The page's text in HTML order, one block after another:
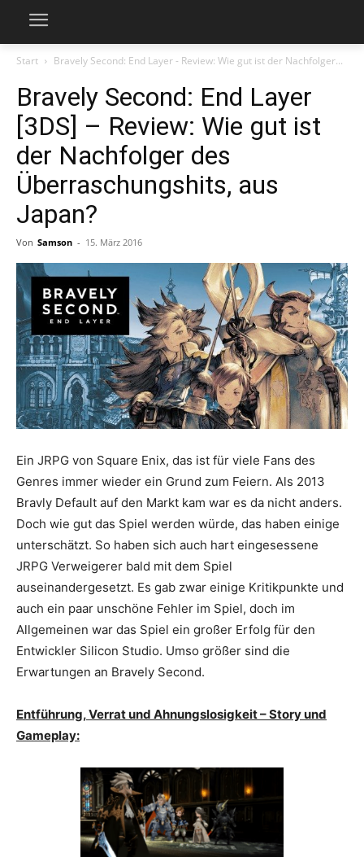
Start Bravely Second: End Layer - Review: Wie gut ist der Nachfolger...
Bravely Second: End Layer
[3DS] – Review: Wie gut ist
der Nachfolger des
Überraschungshits, aus
Japan?
Von Samson - 15. März 2016
Ein JRPG von Square Enix, das ist für viele Fans des
Genres immer wieder ein Grund zum Feiern. Als 2013
Bravly Default auf den Markt kam war es da nicht anders.
Doch wie gut das Spiel werden würde, das haben einige
unterschätzt. So haben sich auch hart eingesessene
JRPG Verweigerer bald mit dem Spiel
auseinandergesetzt. Es gab zwar einige Kritikpunkte und
auch ein paar unschöne Fehler im Spiel, doch im
Allgemeinen war das Spiel ein großer Erfolg für den
Entwickler Silicon Studio. Umso größer sind die
Erwartungen an Bravely Second.
Entführung, Verrat und Ahnungslosigkeit – Story und
Gameplay: